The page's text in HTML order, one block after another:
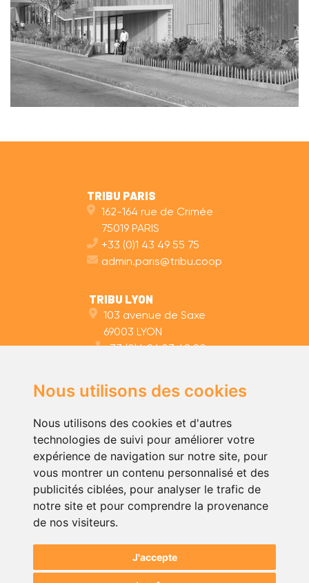
Nous utilisons des cookies
Nous utilisons des cookies et d'autres
technologies de suivi pour améliorer votre
expérience de navigation sur notre site, pour
vous montrer un contenu personnalisé et des
publicités ciblées, pour analyser le trafic de
notre site et pour comprendre la provenance
de nos visiteurs.
J'accepte
TRIBU PARIS
162-164 rue de Crimée
75019 PARIS
+33 (0)1 43 49 55 75
admin.paris@tribu.coop
TRIBU LYON
103 avenue de Saxe
69003 LYON
+33 (0)4 26 03 48 20
35 rue des Olivettes
44000 NANTES
+33 (0)2 59 10 11 40
admin.nantes@tribu.coop